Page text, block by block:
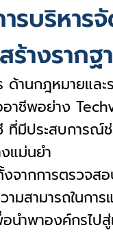
ารบริหา
างราก
านกฎหมายแล
าชีพอย่าง
ประสบการณ์ช่
แม่นยำ
จากการตรวจ
มสามารถในก
นำพาองค์กรไป